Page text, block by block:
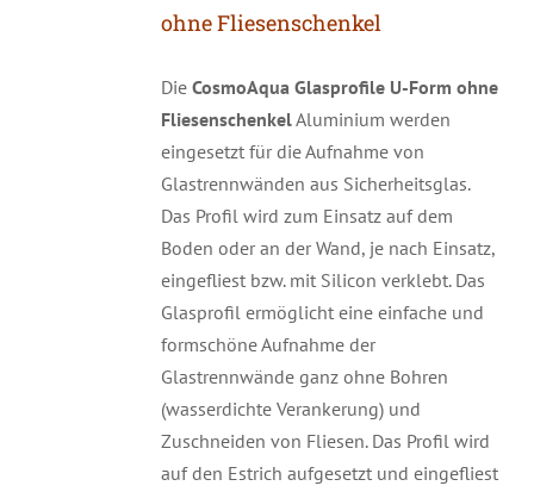
ohne Fliesenschenkel
Die CosmoAqua Glasprofile U-Form ohne
FliesenschenkelAluminium werden
eingesetzt für die Aufnahme von
Glastrennwänden aus Sicherheitsglas.
Das Profil wird zum Einsatz auf dem
Boden oder an der Wand, je nach Einsatz,
eingefliest bzw. mit Silicon verklebt. Das
Glasprofil ermöglicht eine einfache und
formschöne Aufnahme der
Glastrennwände ganz ohne Bohren
(wasserdichte Verankerung) und
Zuschneiden von Fliesen. Das Profil wird
auf den Estrich aufgesetzt und eingefliest